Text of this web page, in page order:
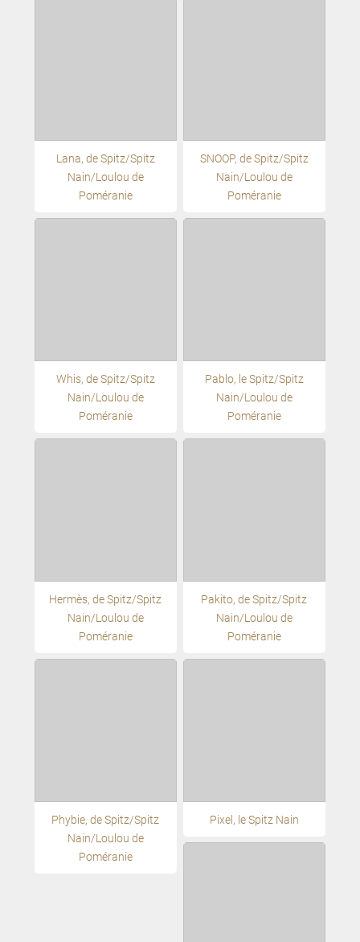
Lana, de Spitz/Spitz
Nain/Loulou de
Poméranie
SNOOP, de Spitz/Spitz
Nain/Loulou de
Poméranie
Whis, de Spitz/Spitz
Nain/Loulou de
Poméranie
Pablo, le Spitz/Spitz
Nain/Loulou de
Poméranie
Hermès, de Spitz/Spitz
Nain/Loulou de
Poméranie
Pakito, de Spitz/Spitz
Nain/Loulou de
Poméranie
Phybie, de Spitz/Spitz
Nain/Loulou de
Poméranie
Pixel, le Spitz Nain